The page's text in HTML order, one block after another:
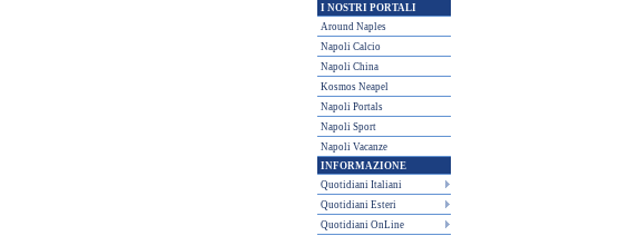
I NOSTRI PORTALI
Around Naples
Napoli Calcio
Napoli China
Kosmos Neapel
Napoli Portals
Napoli Sport
Napoli Vacanze
INFORMAZIONE
Quotidiani Italiani
Quotidiani Esteri
Quotidiani OnLine